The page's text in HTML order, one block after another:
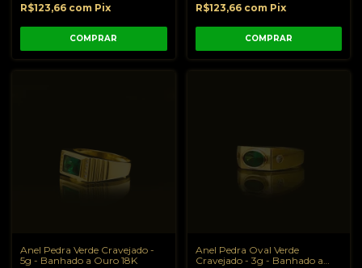
R$123,66 com Pix
COMPRAR
R$123,66 com Pix
COMPRAR
Anel Pedra Verde Cravejado -
5g - Banhado a Ouro 18K
Anel Pedra Oval Verde
Cravejado - 3g - Banhado a